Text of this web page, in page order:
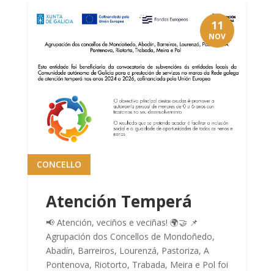
Atención Temperá
CONCELLO
📢 Atención, veciños e veciñas! 🌍🤝 📌
Agrupación dos Concellos de Mondoñedo,
Abadín, Barreiros, Lourenzá, Pastoriza, A
Pontenova, Riotorto, Trabada, Meira e Pol foi
11
NOV